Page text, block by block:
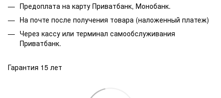
Предоплата на карту Приватбанк, Монобанк.
На почте после получения товара (наложенный платеж)
Через кассу или терминал самообслуживания
Приватбанк.
Гарантия 15 лет